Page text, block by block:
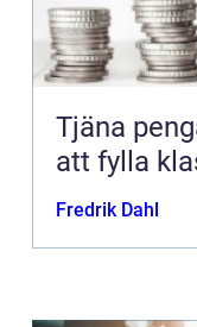
Tjäna pengar
att fylla
Fredrik Dahl